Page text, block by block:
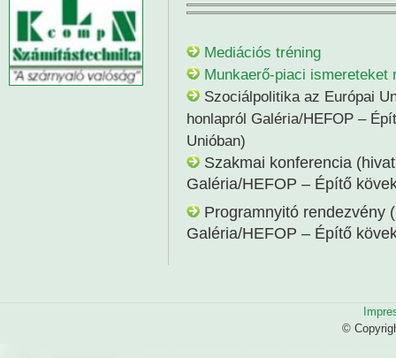
Mediációs tréning
Munkaerő-piaci ismereteket
Szociálpolitika az Európai
honlapról Galéria/HEFOP –
Unióban)
Szakmai konferencia
Galéria/HEFOP – Építő
Programnyitó rendezvény
Galéria/HEFOP – Építő
©